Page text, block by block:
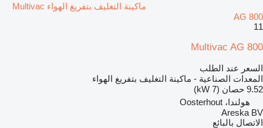
ماكينة التغليف بتفريغ الهواء Multivac
AG 800
11
Multivac AG 800
السعر عند الطلب
المعدات الصناعية - ماكينة التغليف بتفريغ الهواء
9.52 حصان (7 kW)
هولندا، Oosterhout
Areska BV
الاتصال بالبائع